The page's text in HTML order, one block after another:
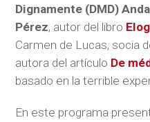
Dignamente (DMD)
Pérez, autor del libro
Carmen de Lucas, socia
autora del artículo De
basado en la terrible
En este programa